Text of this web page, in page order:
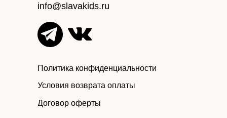
info@slavakids.ru
Политика конфиденциальности
Условия возврата оплаты
Договор оферты